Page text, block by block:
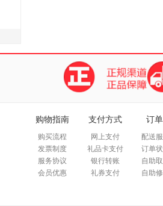
购物指南
购买流程
发票制度
服务协议
会员优惠
支付方式
网上支付
礼品卡支付
银行转账
礼券支付
订
配送
订单
自助
自助